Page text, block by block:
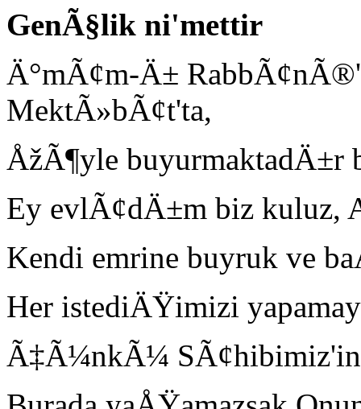
GenÃ§lik ni'mettir
Ä°mÃ¢m-Ä±
MektÃ»bÃ¢t'ta,
ÅžÃ¶yle buyurmaktadÄ±r
Ey evlÃ¢dÄ±m biz kuluz,
Kendi emrine buyruk ve
Her istediÄŸimizi
Ã‡Ã¼nkÃ¼ SÃ¢hibimiz'in